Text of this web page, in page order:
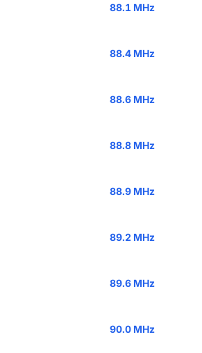
88.1 MHz
88.4 MHz
88.6 MHz
88.8 MHz
88.9 MHz
89.2 MHz
89.6 MHz
90.0 MHz